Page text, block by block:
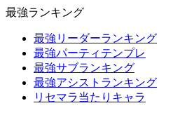
最強ランキング
最強リーダーランキング
最強パーティテンプレ
最強サブランキング
最強アシストランキング
リセマラ当たりキャラ